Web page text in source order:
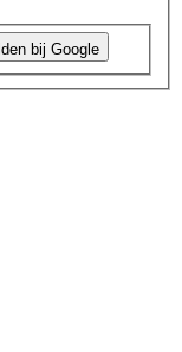
bij Google